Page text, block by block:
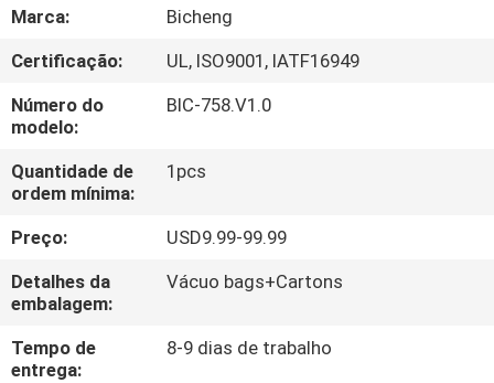
SOBRE
NÓS
VISITA
À
FÁBRICA
CONTROLE
DE
QUALIDADE
Marca:
Bicheng
Certificação:
UL, ISO9001, IATF16949
Número do
modelo:
BIC-758.V1.0
Quantidade de
ordem mínima:
1pcs
Preço:
USD9.99-99.99
Detalhes da
embalagem:
Vácuo bags+Cartons
Tempo de
entrega:
8-9 dias de trabalho